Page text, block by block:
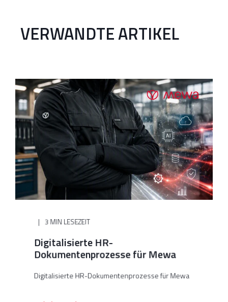
VERWANDTE ARTIKEL
3 MIN LESEZEIT
Digitalisierte HR-
Dokumentenprozesse für Mewa
Digitalisierte HR-Dokumentenprozesse für Mewa